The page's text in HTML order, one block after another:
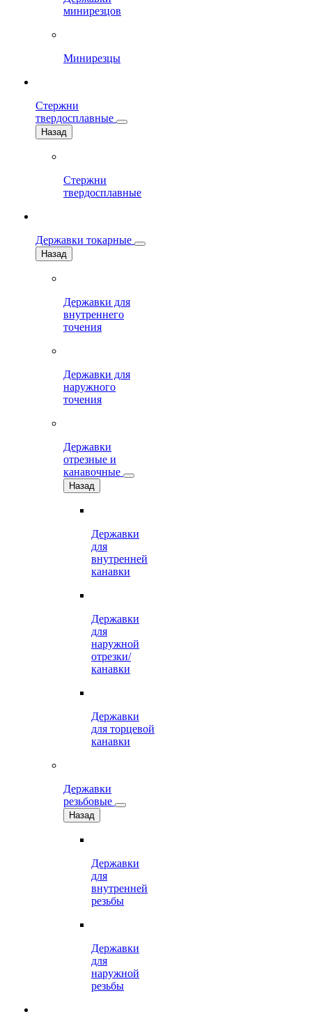
минирезцов
Минирезцы
Стержни
твердосплавные
Назад
Стержни
твердосплавные
Державки токарные
Назад
Державки для
внутреннего
точения
Державки для
наружного
точения
Державки
отрезные и
канавочные
Назад
Державки
для
внутренней
канавки
Державки
для
наружной
отрезки/
канавки
Державки
для торцевой
канавки
Державки
резьбовые
Назад
Державки
для
внутренней
резьбы
Державки
для
наружной
резьбы